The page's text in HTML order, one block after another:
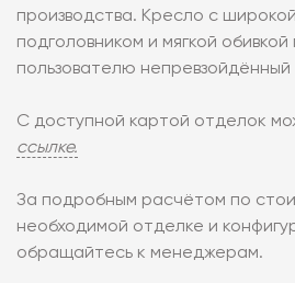
производства. Кресло с
подголовником и мягкой
пользователю
С доступной картой отделок
ссылке.
За подробным расчётом по
необходимой отделке и
обращайтесь к менеджерам.